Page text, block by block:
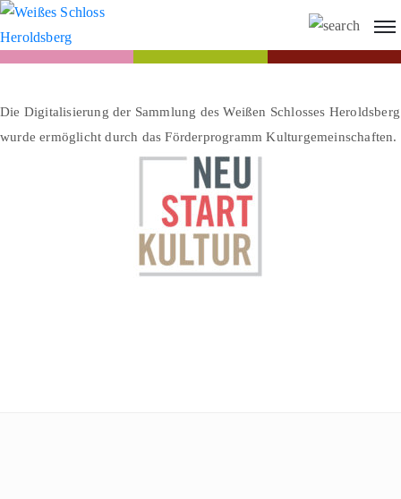
Die Digitalisierung der Sammlung des Weißen Schlosses Heroldsberg
wurde ermöglicht durch das Förderprogramm Kulturgemeinschaften.